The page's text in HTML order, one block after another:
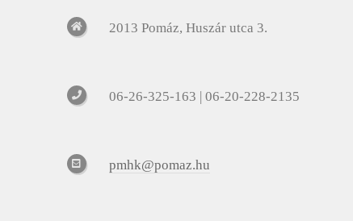
2013 Pomáz, Huszár utca 3.
06-26-325-163 | 06-20-228-2135
pmhk@pomaz.hu